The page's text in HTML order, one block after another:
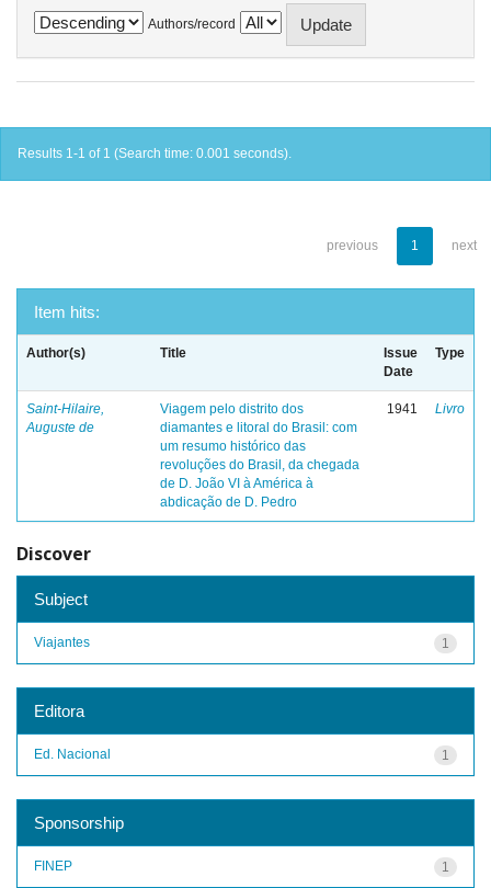
Authors/record
Results 1-1 of 1 (Search time: 0.001 seconds).
previous 1 next
Item hits:
Author(s) Title
Issue
Date
Type
Saint-Hilaire,
Auguste de
Viagem pelo distrito dos
diamantes e litoral do Brasil: com
um resumo histórico das
revoluções do Brasil, da chegada
de D. João VI à América à
abdicação de D. Pedro
1941 Livro
Discover
Subject
1
Viajantes
Editora
1
Ed. Nacional
Sponsorship
1
FINEP